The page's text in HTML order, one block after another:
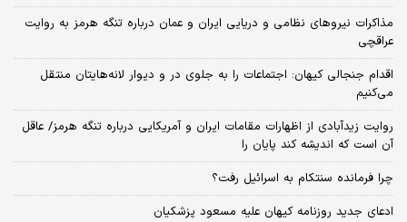
مذاکرات نیروهای نظامی و دریایی ایران و عمان درباره تنگه هرمز به روایت
عراقچی
اقدام جنجالی کیهان: اجتماعات را به جلوی در و دیوار لانه‌هایتان منتقل
می‌کنیم
روایت زیدآبادی از اظهارات مقامات ایران و آمریکایی درباره تنگه هرمز/ عاقل
آن است که اندیشه کند پایان را
چرا فرمانده سنتکام به اسرائیل رفت؟
ادعای جدید روزنامه کیهان علیه مسعود پزشکیان